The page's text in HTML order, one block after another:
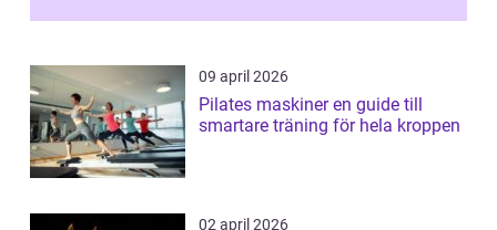
09 april 2026
Pilates maskiner en guide till
smartare träning för hela kroppen
02 april 2026